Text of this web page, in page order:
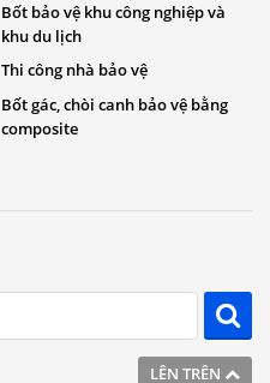
LÊN TRÊN
Bốt bảo vệ khu công nghiệp và
khu du lịch
Thi công nhà bảo vệ
Bốt gác, chòi canh bảo vệ bằng
composite